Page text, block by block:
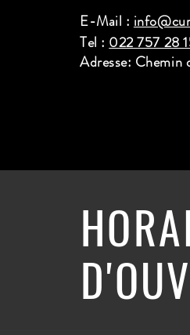
E-Mail :
Tel : 022 757 28
Adresse: Chemin